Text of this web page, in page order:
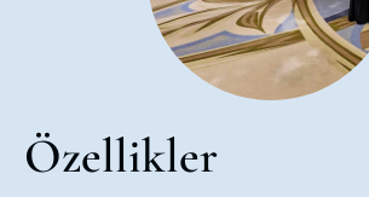
Özellikler